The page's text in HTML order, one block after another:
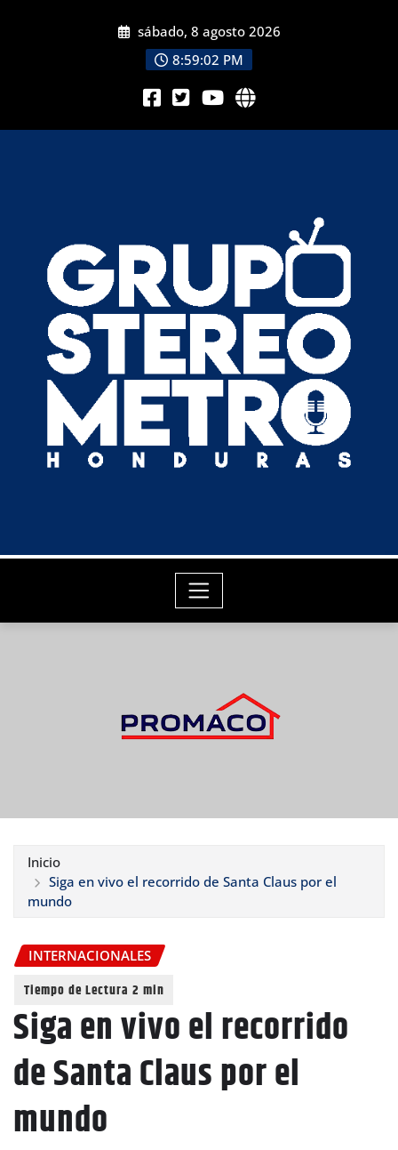
sábado, 8 agosto 2026
8:59:04 PM
Inicio
Siga en vivo el recorrido de Santa Claus por el
mundo
INTERNACIONALES
Siga en vivo el recorrido
de Santa Claus por el
mundo